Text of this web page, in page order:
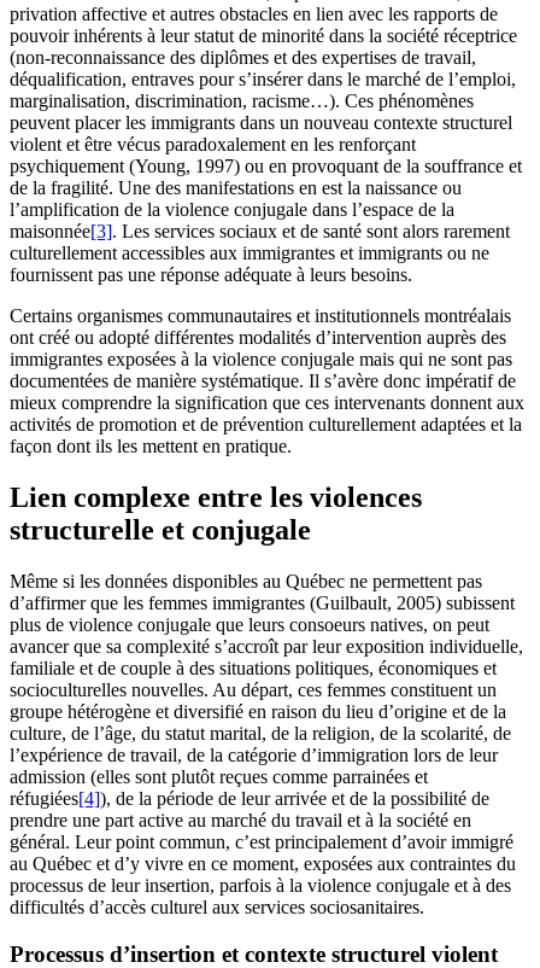
privation affective et autres obstacles en lien avec les rapports de
pouvoir inhérents à leur statut de minorité dans la société réceptrice
(non-reconnaissance des diplômes et des expertises de travail,
déqualification, entraves pour s’insérer dans le marché de l’emploi,
marginalisation, discrimination, racisme…). Ces phénomènes
peuvent placer les immigrants dans un nouveau contexte structurel
violent et être vécus paradoxalement en les renforçant
psychiquement (Young, 1997) ou en provoquant de la souffrance et
de la fragilité. Une des manifestations en est la naissance ou
l’amplification de la violence conjugale dans l’espace de la
maisonnée[3]. Les services sociaux et de santé sont alors rarement
culturellement accessibles aux immigrantes et immigrants ou ne
fournissent pas une réponse adéquate à leurs besoins.
Certains organismes communautaires et institutionnels montréalais
ont créé ou adopté différentes modalités d’intervention auprès des
immigrantes exposées à la violence conjugale mais qui ne sont pas
documentées de manière systématique. Il s’avère donc impératif de
mieux comprendre la signification que ces intervenants donnent aux
activités de promotion et de prévention culturellement adaptées et la
façon dont ils les mettent en pratique.
Lien complexe entre les violences
structurelle et conjugale
Même si les données disponibles au Québec ne permettent pas
d’affirmer que les femmes immigrantes (Guilbault, 2005) subissent
plus de violence conjugale que leurs consoeurs natives, on peut
avancer que sa complexité s’accroît par leur exposition individuelle,
familiale et de couple à des situations politiques, économiques et
socioculturelles nouvelles. Au départ, ces femmes constituent un
groupe hétérogène et diversifié en raison du lieu d’origine et de la
culture, de l’âge, du statut marital, de la religion, de la scolarité, de
l’expérience de travail, de la catégorie d’immigration lors de leur
admission (elles sont plutôt reçues comme parrainées et
réfugiées[4]), de la période de leur arrivée et de la possibilité de
prendre une part active au marché du travail et à la société en
général. Leur point commun, c’est principalement d’avoir immigré
au Québec et d’y vivre en ce moment, exposées aux contraintes du
processus de leur insertion, parfois à la violence conjugale et à des
difficultés d’accès culturel aux services sociosanitaires.
Processus d’insertion et contexte structurel violent